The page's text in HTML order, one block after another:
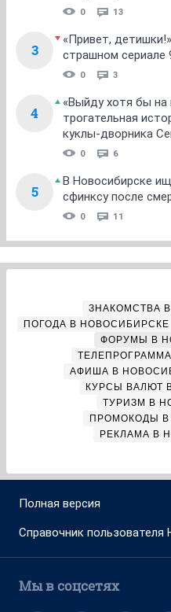
0 13
3
«Привет,
страшном сериале
0 3
4
«Выйду хотя бы на
трогательная
куклы-дворника
0 6
5
В Новосибирске
сфинксу после
0 11
ЗНАКОМСТВА
ПОГОДА В НОВОСИБИРСКЕ
ФОРУМЫ В
АФИША В
КУРСЫ ВАЛЮТ
ТУРИЗМ В
ПРОМОКОДЫ
РЕКЛАМА В
Полная версия
Справочник пользователя
Мы в соцсетях